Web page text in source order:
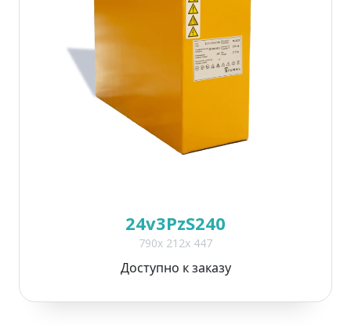
24v3PzS240
790x 212x 447
Доступно к заказу